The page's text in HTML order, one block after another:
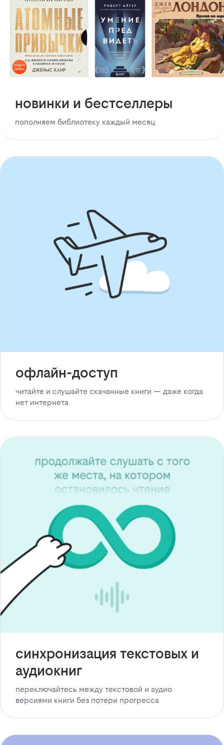
новинки и бестселлеры
пополняем библиотеку каждый месяц
офлайн-доступ
читайте и слушайте скачанные книги — даже когда
нет интернета
синхронизация текстовых и
аудиокниг
переключайтесь между текстовой и аудио
версиями книги без потери прогресса